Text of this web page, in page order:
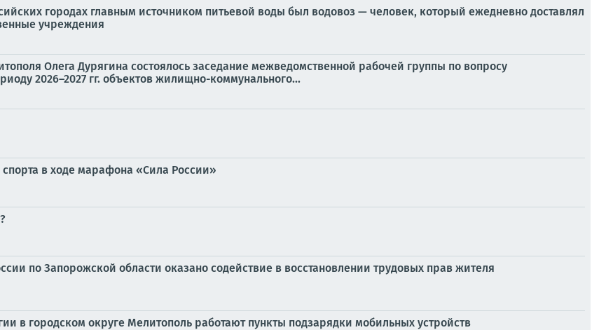
городах главным источником питьевой воды был водовоз — человек, который ежедневно доставлял
учреждения
Олега Дурягина состоялось заседание межведомственной рабочей группы по вопросу
2026–2027 гг. объектов жилищно-коммунального...
в ходе марафона «Сила России»
по Запорожской области оказано содействие в восстановлении трудовых прав жителя
в городском округе Мелитополь работают пункты подзарядки мобильных устройств